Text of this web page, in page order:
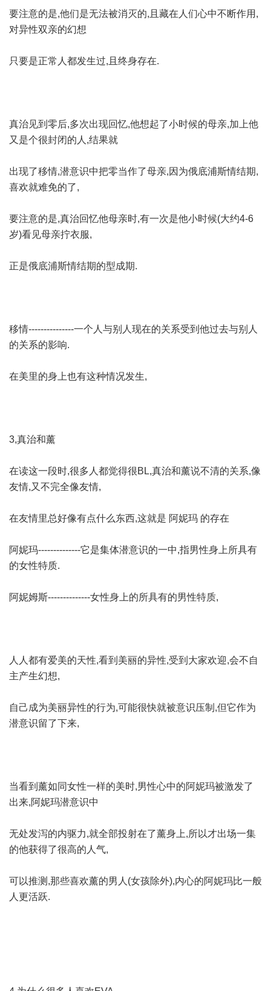
要注意的是,他们是无法被消灭的,且藏在人们心中不断作用,
对异性双亲的幻想
只要是正常人都发生过,且终身存在.
真治见到零后,多次出现回忆,他想起了小时候的母亲,加上他
又是个很封闭的人,结果就
出现了移情,潜意识中把零当作了母亲,因为俄底浦斯情结期,
喜欢就难免的了,
要注意的是,真治回忆他母亲时,有一次是他小时候(大约4-6
岁)看见母亲拧衣服,
正是俄底浦斯情结期的型成期.
移情---------------一个人与别人现在的关系受到他过去与别人
的关系的影响.
在美里的身上也有这种情况发生,
3,真治和薰
在读这一段时,很多人都觉得很BL,真治和薰说不清的关系,像
友情,又不完全像友情,
在友情里总好像有点什么东西,这就是 阿妮玛 的存在
阿妮玛--------------它是集体潜意识的一中,指男性身上所具有
的女性特质.
阿妮姆斯--------------女性身上的所具有的男性特质,
人人都有爱美的天性,看到美丽的异性,受到大家欢迎,会不自
主产生幻想,
自己成为美丽异性的行为,可能很快就被意识压制,但它作为
潜意识留了下来,
当看到薰如同女性一样的美时,男性心中的阿妮玛被激发了
出来,阿妮玛潜意识中
无处发泻的内驱力,就全部投射在了薰身上,所以才出场一集
的他获得了很高的人气,
可以推测,那些喜欢薰的男人(女孩除外),内心的阿妮玛比一般
人更活跃.